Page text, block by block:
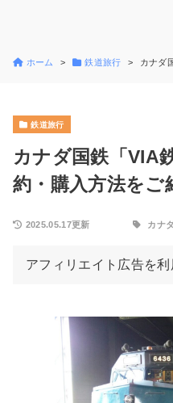
ホーム 鉄道旅行 カナダ
鉄道旅行
カナダ国鉄「VIA
約・購入方法をご
2025.05.17更新 カナ
アフィリエイト広告を